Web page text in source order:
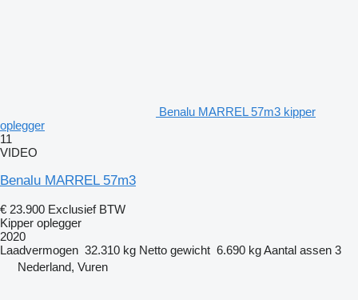
Benalu MARREL 57m3 kipper
oplegger
11
VIDEO
Benalu MARREL 57m3
€ 23.900 Exclusief BTW
Kipper oplegger
2020
Laadvermogen 32.310 kg Netto gewicht 6.690 kgAantal assen 3
Nederland, Vuren